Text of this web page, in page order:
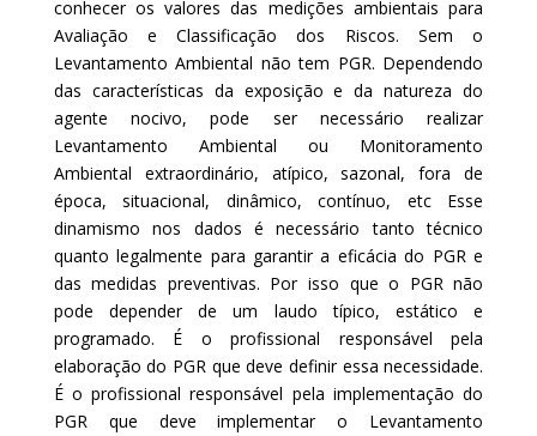
conhecer os valores das medições ambientais para
Avaliação e Classificação dos Riscos. Sem o
Levantamento Ambiental não tem PGR. Dependendo
das características da exposição e da natureza do
agente nocivo, pode ser necessário realizar
Levantamento Ambiental ou Monitoramento
Ambiental extraordinário, atípico, sazonal, fora de
época, situacional, dinâmico, contínuo, etc Esse
dinamismo nos dados é necessário tanto técnico
quanto legalmente para garantir a eficácia do PGR e
das medidas preventivas. Por isso que o PGR não
pode depender de um laudo típico, estático e
programado. É o profissional responsável pela
elaboração do PGR que deve definir essa necessidade.
É o profissional responsável pela implementação do
PGR que deve implementar o Levantamento